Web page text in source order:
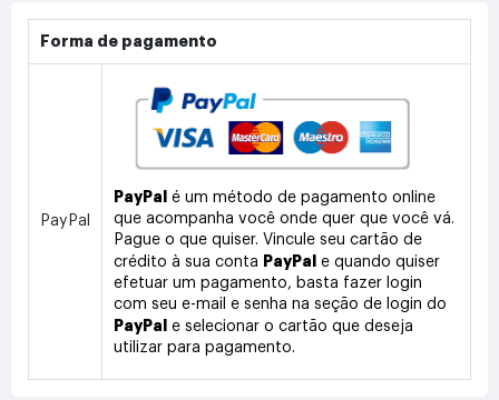
Forma de pagamento
PayPal
PayPal
é um método de pagamento online
que acompanha você onde quer que você vá.
Pague o que quiser. Vincule seu cartão de
crédito à sua conta PayPal
e quando quiser
efetuar um pagamento, basta fazer login
com seu e-mail e senha na seção de login do
PayPal
e selecionar o cartão que deseja
utilizar para pagamento.